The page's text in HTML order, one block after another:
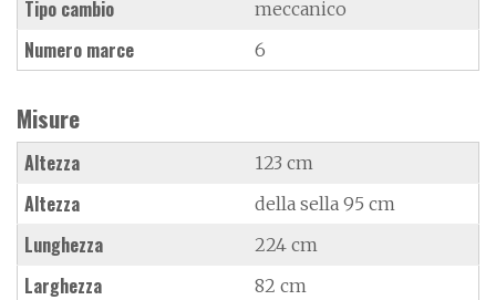
Tipo cambio meccanico
Numero marce 6
Misure
Altezza 123 cm
Altezza della sella 95 cm
Lunghezza 224 cm
Larghezza 82 cm